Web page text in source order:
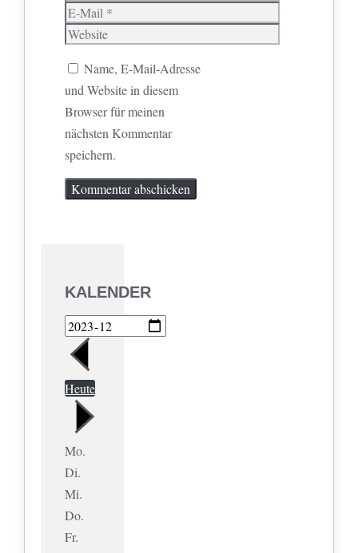
E-
Mail
Website
Name, E-Mail-Adresse
und Website in diesem
Browser für meinen
nächsten Kommentar
speichern.
KALENDER
Heute
Mo.
Di.
Mi.
Do.
Fr.